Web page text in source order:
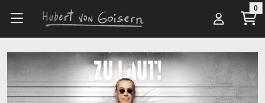
Zum Hauptinhalt springen 0
Alle Artikel